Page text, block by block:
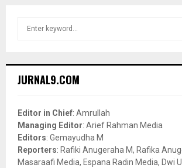
h
o
r
:
JURNAL9.COM
Editor in Chief: Amrullah
Managing Editor: Arief Rahman Media
Editors: Gemayudha M
Reporters: Rafiki Anugeraha M, Rafika
Masaraafi Media, Espana Radin Media, Dwi